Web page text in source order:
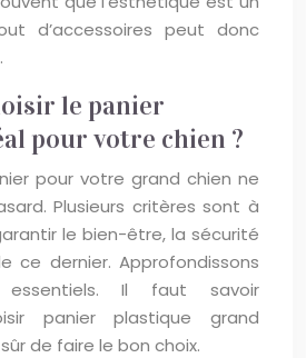
d’accessoires peut donc
le panier
pour votre chien ?
pour votre grand chien ne
Plusieurs critères sont à
le bien-être, la sécurité
ce dernier. Approfondissons
Il faut savoir
panier plastique grand
de faire le bon choix.